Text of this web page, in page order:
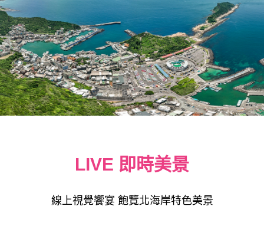
LIVE 即時美景
線上視覺饗宴 飽覽北海岸特色美景